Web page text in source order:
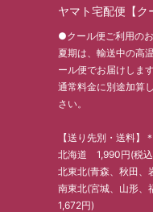
ヤマト宅配便【ク
●クール便ご利用の
夏期は、輸送中の高
ール便でお届けします
通常料金に別途加算
さい。
【送り先別・送料】
北海道 1,990円(税込
北東北(青森、秋田
南東北(宮城、山形
1,672円)